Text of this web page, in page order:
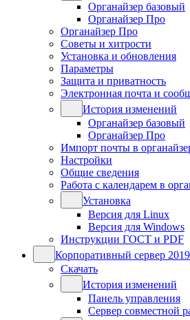
Органайзер базовый
Органайзер Про
Органайзер Про
Советы и хитрости
Установка и обновления
Параметры
Защита и приватность
Электронная почта и
История изменений
Органайзер базовый
Органайзер Про
Импорт почты в
Настройки
Общие сведения
Работа с календарем в
Установка
Версия для Linux
Версия для Windows
Инструкции ГОСТ и PDF
Корпоративный сервер 2019
Скачать
История изменений
Панель управления
Сервер совместной